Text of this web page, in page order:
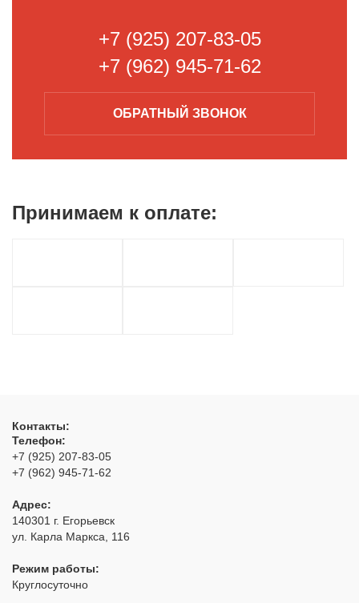
+7 (925) 207-83-05
+7 (962) 945-71-62
ОБРАТНЫЙ ЗВОНОК
Принимаем к оплате:
Контакты:
Телефон:
+7 (925) 207-83-05
+7 (962) 945-71-62
Адрес:
140301 г. Егорьевск
ул. Карла Маркса, 116
Режим работы:
Круглосуточно